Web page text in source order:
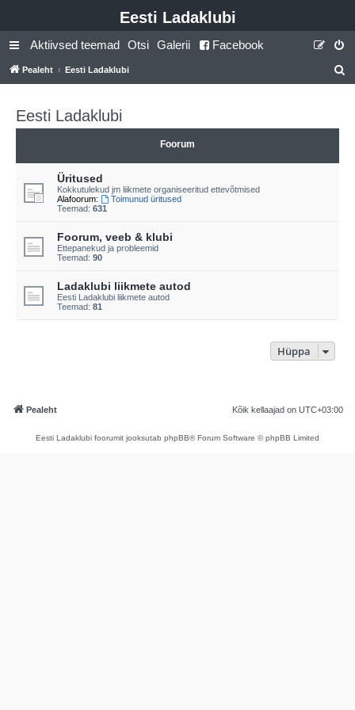
Eesti Ladaklubi
Aktiivsed teemad Otsi Galerii Facebook
Pealeht Eesti Ladaklubi
t
Eesti Ladaklubi
Foorum
Üritused
Kokkutulekud jm liikmete organiseeritud ettevõtmised
Alafoorum:
Toimunud üritused
Teemad: 631
Foorum, veeb & klubi
Ettepanekud ja probleemid
Teemad: 90
Ladaklubi liikmete autod
Eesti Ladaklubi liikmete autod
Teemad: 81
Hüppa
Pealeht Kõik kellaajad on UTC+03:00
Eesti Ladaklubi foorumit jooksutab phpBB® Forum Software © phpBB Limited